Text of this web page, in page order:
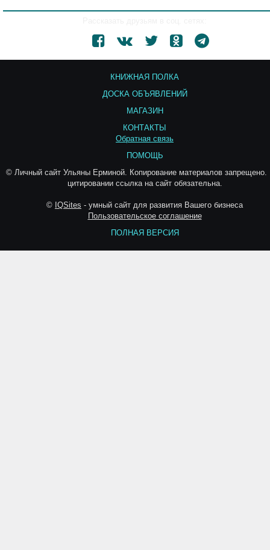
КНИЖНАЯ ПОЛКА
ДОСКА ОБЪЯВЛЕНИЙ
МАГАЗИН
КОНТАКТЫ
Обратная связь
ПОМОЩЬ
© Личный сайт Ульяны Ерминой. Копирование материалов запрещено.
цитировании ссылка на сайт обязательна.
© IQSites - умный сайт для развития Вашего бизнеса
Пользовательское соглашение
ПОЛНАЯ ВЕРСИЯ